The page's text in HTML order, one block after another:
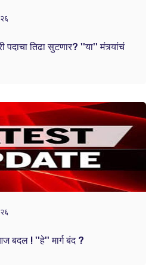
पदाचा तिढा सुटणार? ''या'' मंत्र्यांचं
बदल ! ''हे'' मार्ग बंद ?